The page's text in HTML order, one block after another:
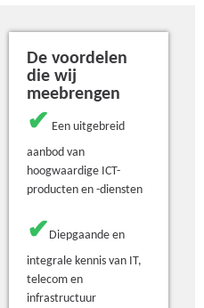
De voordelen
die wij
meebrengen
✔ Een uitgebreid
aanbod van
hoogwaardige ICT-
producten en -diensten
✔ Diepgaande en
integrale kennis van IT,
telecom en
infrastructuur